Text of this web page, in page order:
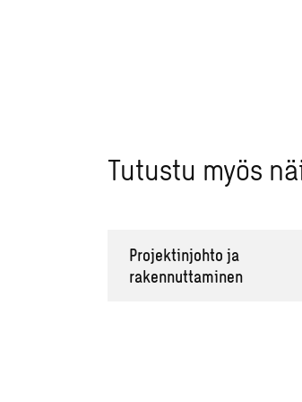
Tutustu myös
Projektinjohto ja
rakennuttaminen